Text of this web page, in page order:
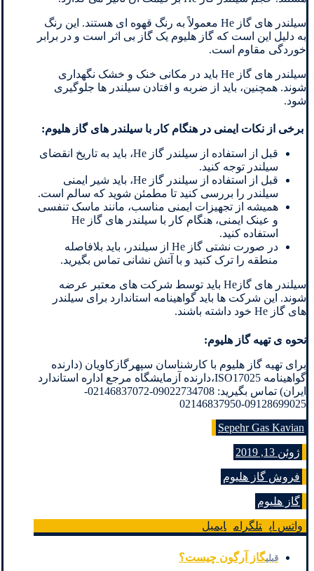
سیلندر های گاز He معمولاً به رنگ قهوه ای هستند. این رنگ
به دلیل این است که گاز هلیوم یک گاز بی اثر است و در برابر
خوردگی مقاوم است.
سیلندر های گاز He باید در مکانی خنک و خشک نگهداری
شوند. همچنین، باید از ضربه و افتادن سیلندر ها جلوگیری
شود.
برخی از نکات ایمنی در هنگام کار با سیلندر های گاز هلیوم:
قبل از استفاده از سیلندر گاز He، باید به تاریخ انقضای
سیلندر توجه کنید.
قبل از استفاده از سیلندر گاز He، باید شیر ایمنی
سیلندر را بررسی کنید تا مطمئن شوید که سالم است.
همیشه از تجهیزات ایمنی مناسب، مانند ماسک تنفسی
و عینک ایمنی، هنگام کار با سیلندر های گاز He
استفاده کنید.
در صورت نشتی گاز He از سیلندر، باید بلافاصله
منطقه را ترک کنید و با آتش نشانی تماس بگیرید.
سیلندر های گازHe باید توسط شرکت های معتبر عرضه
شوند. این شرکت ها باید گواهینامه استاندارد برای سیلندر
های گاز He خود داشته باشند.
نحوه ی تهیه گاز هلیوم:
برای تهیه گاز هلیوم با کارشناسان سپهرگازکاویان (دارنده
گواهینامه ISO17025،دارنده آزمایشگاه مرجع اداره استاندارد
ایران) تماس بگیرید: 09022734708-02146837072-
09128699025-02146837950
Sepehr Gas Kavian
ژوئن 13, 2019
فروش گاز هلیوم
گاز هلیوم
واتس اپ تلگرام ایمیل
قبلیگاز آرگون چیست؟